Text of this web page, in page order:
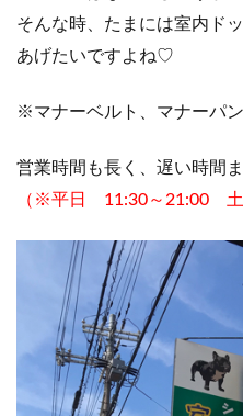
そんな時、たまには室内ド
あげたいですよね♡
※マナーベルト、マナーパ
営業時間も長く、遅い時間
（※平日 11:30～21:00 土